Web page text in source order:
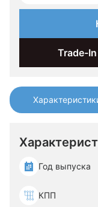
Год выпуска
КПП
Trade-In